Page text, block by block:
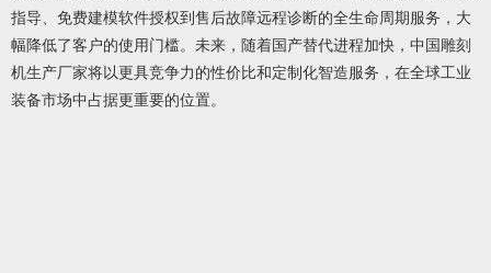
指导、免费建模软件授权到售后故障远程诊断的全生命周期服务，大
幅降低了客户的使用门槛。未来，随着国产替代进程加快，中国雕刻
机生产厂家将以更具竞争力的性价比和定制化智造服务，在全球工业
装备市场中占据更重要的位置。